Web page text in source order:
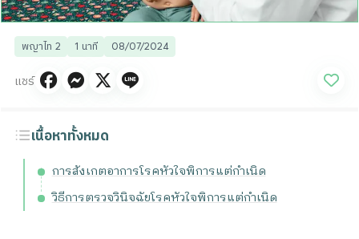
พญาไท 2 1 นาที 08/07/2024
แชร์
เนื้อหาทั้งหมด
การสังเกตอาการโรคหัวใจพิการแต่กำเนิด
วิธีการตรวจวินิจฉัยโรคหัวใจพิการแต่กำเนิด